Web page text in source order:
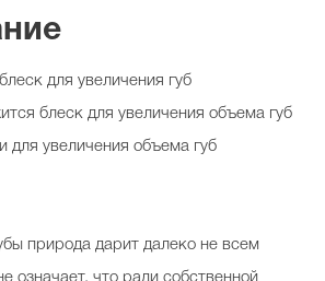
для увеличения губ
блеск для увеличения объема губ
для увеличения объема губ
природа дарит далеко не всем
означает, что ради собственной